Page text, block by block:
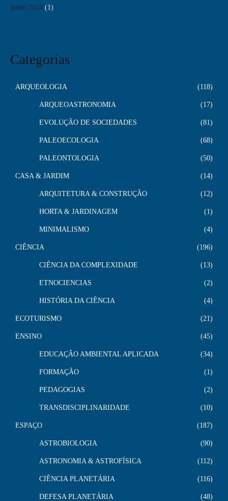
junho 2024 (1)
Categorias
ARQUEOLOGIA 118
ARQUEOASTRONOMIA 17
EVOLUÇÃO DE SOCIEDADES 81
PALEOECOLOGIA 68
PALEONTOLOGIA 50
CASA & JARDIM 14
ARQUITETURA & CONSTRUÇÃO 12
HORTA & JARDINAGEM 1
MINIMALISMO 4
CIÊNCIA 196
CIÊNCIA DA COMPLEXIDADE 13
ETNOCIENCIAS 2
HISTÓRIA DA CIÊNCIA 4
ECOTURISMO 21
ENSINO 45
EDUCAÇÃO AMBIENTAL APLICADA 34
FORMAÇÃO 1
PEDAGOGIAS 2
TRANSDISCIPLINARIDADE 10
ESPAÇO 187
ASTROBIOLOGIA 90
ASTRONOMIA & ASTROFÍSICA 112
CIÊNCIA PLANETÁRIA 116
DEFESA PLANETÁRIA 48